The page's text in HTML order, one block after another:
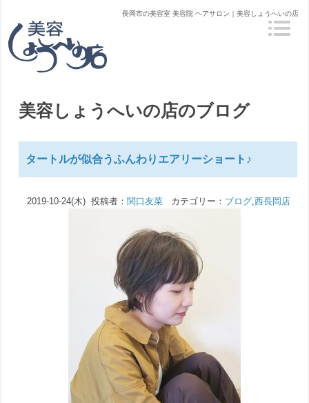
長岡市の美容室 美容院 ヘアサロン｜美容しょうへいの店
美容しょうへいの店のブログ
タートルが似合うふんわりエアリーショート♪
2019-10-24(木) 投稿者： 関口友菜カテゴリー： ブログ,西長岡店